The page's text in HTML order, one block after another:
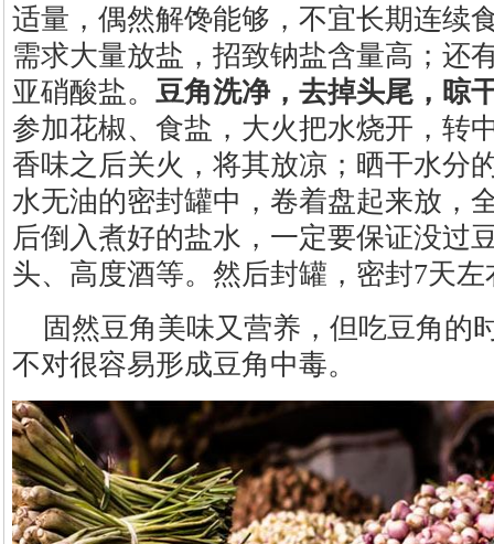
适量，偶然解馋能够，不宜长期连续
需求大量放盐，招致钠盐含量高；还
亚硝酸盐。 豆角洗净，去掉头尾，晾
参加花椒、食盐，大火把水烧开，转
香味之后关火，将其放凉；晒干水分
水无油的密封罐中，卷着盘起来放，
后倒入煮好的盐水，一定要保证没过
头、高度酒等。然后封罐，密封7天
固然豆角美味又营养，但吃豆角的
不对很容易形成豆角中毒。